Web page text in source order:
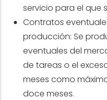
servicio para el que
Contratos
producción: Se
eventuales del
de tareas o el
meses como
doce meses.